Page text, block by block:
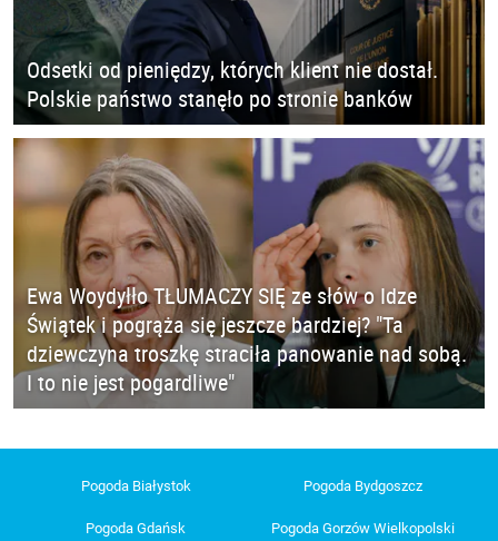
Odsetki od pieniędzy, których klient nie dostał.
Polskie państwo stanęło po stronie banków
Ewa Woydyłło TŁUMACZY SIĘ ze słów o Idze
Świątek i pogrąża się jeszcze bardziej? "Ta
dziewczyna troszkę straciła panowanie nad sobą.
I to nie jest pogardliwe"
Pogoda Białystok Pogoda Bydgoszcz
Pogoda Gdańsk
Pogoda Gorzów Wielkopolski